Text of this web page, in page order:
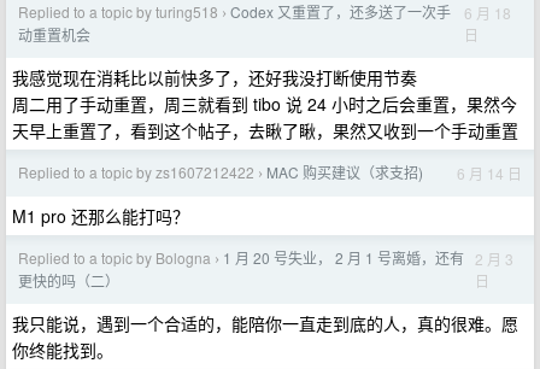
Replied to a topic by turing518 › Codex 又重置了，还多送了一次手
动重置机会
6 月 18
日
我感觉现在消耗比以前快多了，还好我没打断使用节奏
周二用了手动重置，周三就看到 tibo 说 24 小时之后会重置，果然今
天早上重置了，看到这个帖子，去瞅了瞅，果然又收到一个手动重置
Replied to a topic by zs1607212422 › MAC 购买建议（求支招) 6 月 14 日
M1 pro 还那么能打吗？
Replied to a topic by Bologna › 1 月 20 号失业， 2 月 1 号离婚，还有
更快的吗（二）
2 月 3
日
我只能说，遇到一个合适的，能陪你一直走到底的人，真的很难。愿
你终能找到。